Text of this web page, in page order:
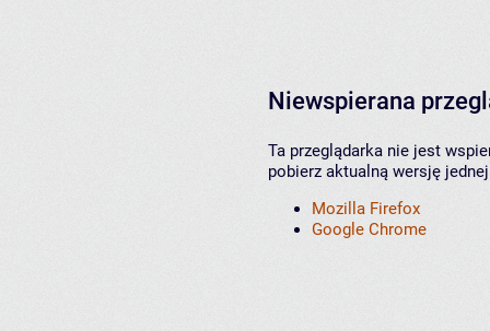
Niewspierana
Ta przeglądarka nie jest
pobierz aktualną wersję
Mozilla Firefox
Google Chrome